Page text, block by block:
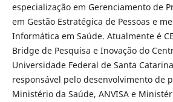
especialização em Gerenciamento de
em Gestão Estratégica de Pessoas e
Informática em Saúde. Atualmente é
Bridge de Pesquisa e Inovação do
Universidade Federal de Santa Catarina
responsável pelo desenvolvimento de
Ministério da Saúde, ANVISA e